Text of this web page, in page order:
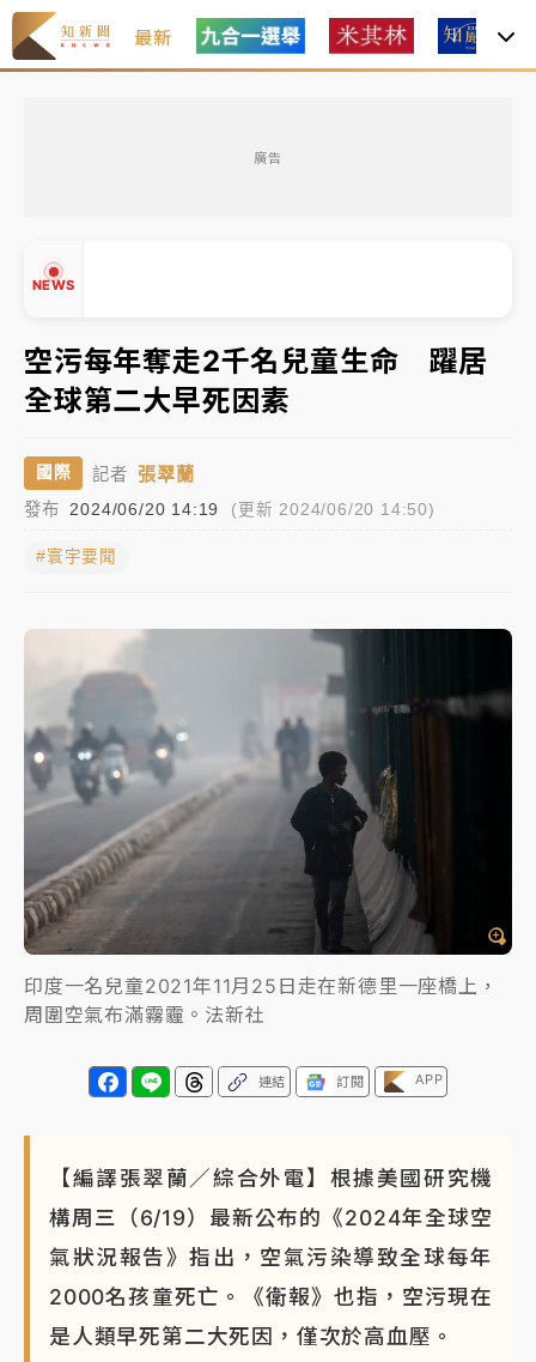
最新
廣告
NEWS
有片｜
連根拔起
中颱白海豚風雨來了！中部以北防豪雨 今晚、明天影
響最劇烈
白海豚逼近！北市水門只出不進 未移置車輛最高罰
油價持續凍漲！ 中油宣布下周一汽柴油價格維持不變
白海豚暴風圈逼近！新北淡水赫見龍捲風 榕樹
連根拔起
中颱白海豚風雨來了！中部以北防豪雨 今晚、明天影
響最劇烈
白海豚逼近！北市水門只出不進 未移置車輛最高罰
4800＋拖吊費
空污每年奪走2千名兒童生命 躍居
全球第二大早死因素
國際 記者 張翠蘭
發布 2024/06/20 14:19 (更新 2024/06/20 14:50)
#寰宇要聞
印度一名兒童2021年11月25日走在新德里一座橋上，
周圍空氣布滿霧霾。法新社
連結 訂閱 APP
【編譯張翠蘭／綜合外電】根據美國研究機
構周三（6/19）最新公布的《2024年全球空
氣狀況報告》指出，空氣污染導致全球每年
2000名孩童死亡。《衛報》也指，空污現在
是人類早死第二大死因，僅次於高血壓。